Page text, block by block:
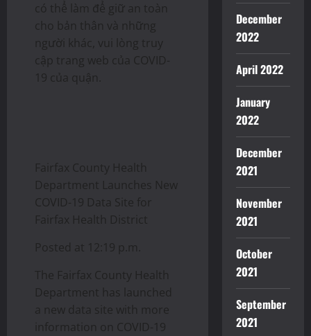
có thể làm để giữ an toàn
cho bản thân và những
người khác, vui lòng truy
cập trang web của COVID-
19 của quận.
Fairfax County Health
Department Launches New
COVID-19 Data Site for
Fairfax Health District
Posted at 12:19 p.m.
The Fairfax County Health
Department has launched
a new data site with more
information on COVID-19
December
2022
April 2022
January
2022
December
2021
November
2021
October
2021
September
2021